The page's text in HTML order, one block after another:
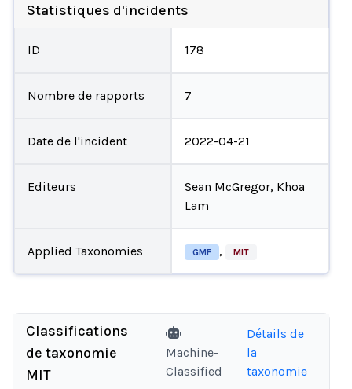
Statistiques d'incidents
ID 178
Nombre de rapports 7
Date de l'incident 2022-04-21
Editeurs
Sean McGregor, Khoa
Lam
Applied Taxonomies GMF , MIT
Classifications
de taxonomie
MIT
Machine-
Classified
Détails de
la
taxonomie